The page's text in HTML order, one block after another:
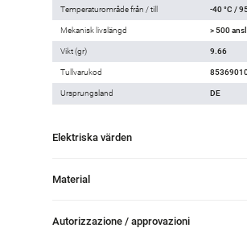
Temperaturområde från / till -40 °C /
Mekanisk livslängd > 500
Vikt (gr) 9.66
Tullvarukod
Ursprungsland DE
Elektriska värden
Material
Autorizzazione / approvazioni